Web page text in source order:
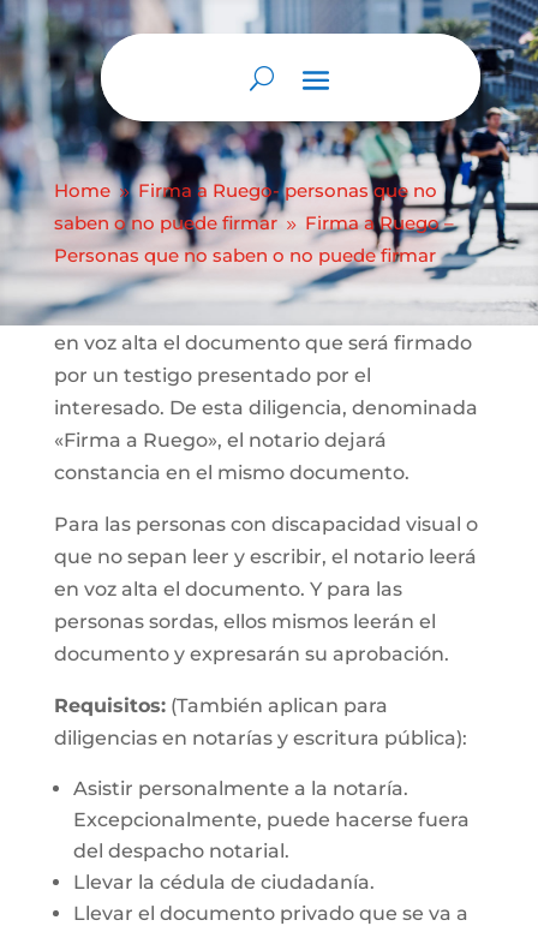
Abrir barra de herramientas
Home 9 Firma a Ruego- personas que no
saben o no puede firmar 9 Firma a Ruego –
Personas que no saben o no puede firmar
Firma a Ruego –
Personas que no
saben o no puede
firmar
Cuando se trate de personas que no sepan
o no puedan firmar, en la diligencia se leerá
en voz alta el documento que será firmado
por un testigo presentado por el
interesado. De esta diligencia, denominada
«Firma a Ruego», el notario dejará
constancia en el mismo documento.
Para las personas con discapacidad visual o
que no sepan leer y escribir, el notario leerá
en voz alta el documento. Y para las
personas sordas, ellos mismos leerán el
documento y expresarán su aprobación.
Requisitos:(También aplican para
diligencias en notarías y escritura pública):
Asistir personalmente a la notaría.
Excepcionalmente, puede hacerse fuera
del despacho notarial.
Llevar la cédula de ciudadanía.
Llevar el documento privado que se va a